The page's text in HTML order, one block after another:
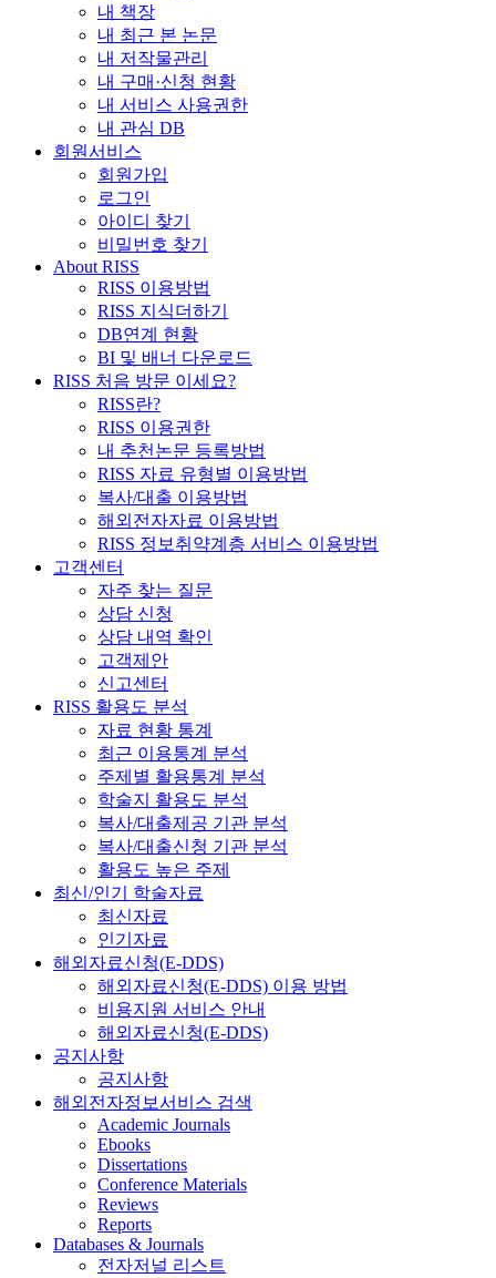
내 책장
내 최근 본 논문
내 저작물관리
내 구매·신청 현황
내 서비스 사용권한
내 관심 DB
회원서비스
회원가입
로그인
아이디 찾기
비밀번호 찾기
About RISS
RISS 이용방법
RISS 지식더하기
DB연계 현황
BI 및 배너 다운로드
RISS 처음 방문 이세요?
RISS란?
RISS 이용권한
내 추천논문 등록방법
RISS 자료 유형별 이용방법
복사/대출 이용방법
해외전자자료 이용방법
RISS 정보취약계층 서비스 이용방법
고객센터
자주 찾는 질문
상담 신청
상담 내역 확인
고객제안
신고센터
RISS 활용도 분석
자료 현황 통계
최근 이용통계 분석
주제별 활용통계 분석
학술지 활용도 분석
복사/대출제공 기관 분석
복사/대출신청 기관 분석
활용도 높은 주제
최신/인기 학술자료
최신자료
인기자료
해외자료신청(E-DDS)
해외자료신청(E-DDS) 이용 방법
비용지원 서비스 안내
해외자료신청(E-DDS)
공지사항
공지사항
해외전자정보서비스 검색
Academic Journals
Ebooks
Dissertations
Conference Materials
Reviews
Reports
Databases & Journals
전자저널 리스트